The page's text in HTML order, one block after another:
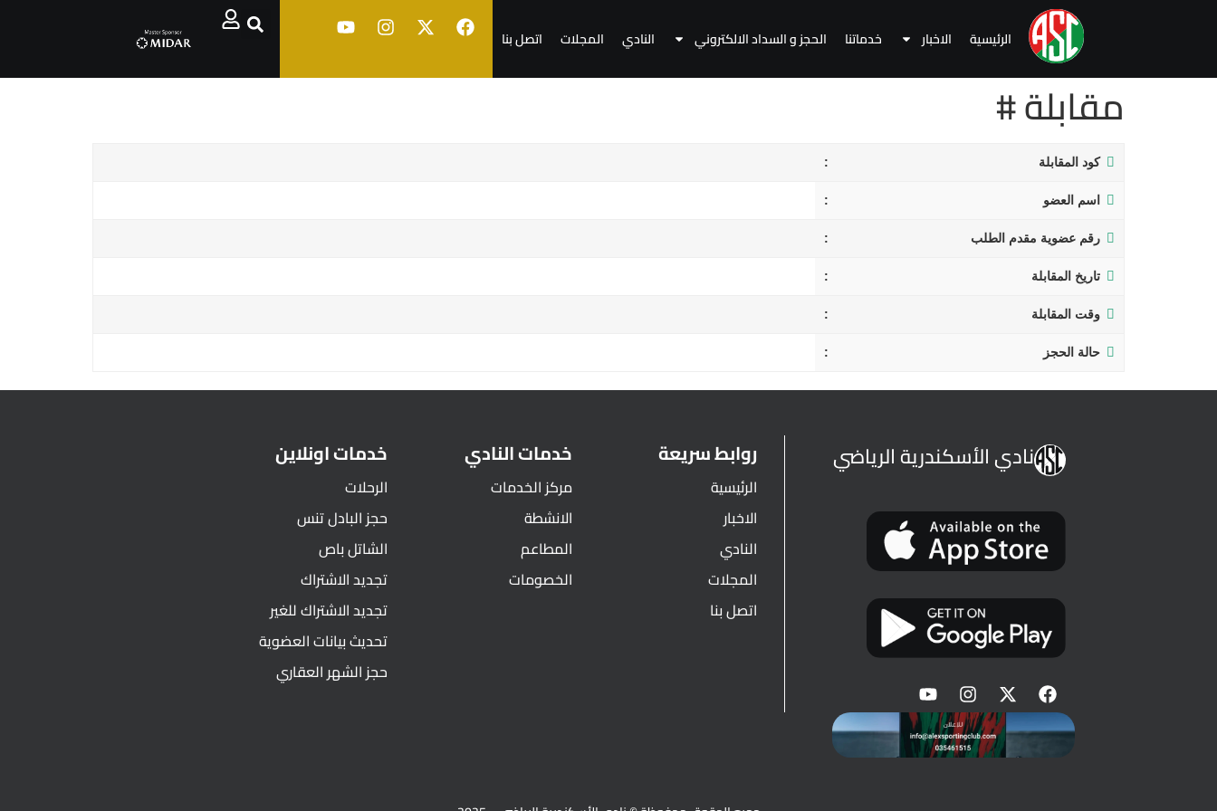
الرئيسية الاخبار خدماتنا الحجز و السداد الالكتروني النادي المجلات اتصل بنا
مقابلة #
كود المقابلة
اسم العضو
رقم عضوية مقدم الطلب
تاريخ المقابلة
وقت المقابلة
حالة الحجز
نادي الأسكندرية الرياضي روابط سريعة
الرئيسية
الاخبار
النادي
المجلات
اتصل بنا
خدمات النادي
مركز الخدمات
الانشطة
المطاعم
الخصومات
خدمات اونلاين
الرحلات
حجز البادل تنس
الشاتل باص
تجديد الاشتراك
تجديد الاشتراك للغير
تحديث بيانات العضوية
حجز الشهر العقاري